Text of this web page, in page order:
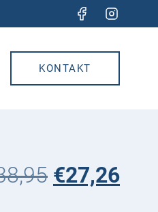
KONTAKT
Algne
€27,26